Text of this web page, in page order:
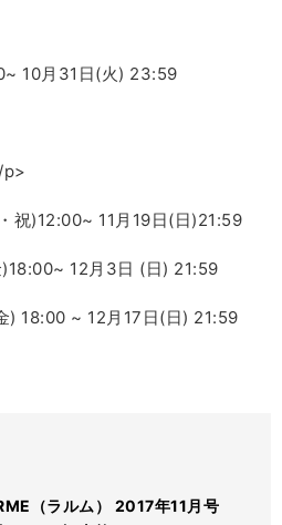
10月 31 日(火) 23:59
/p>
祝)12:00~ 11 月 19日(日)21:59
)18:00~ 12月 3日 (日) 21:59
) 18:00 ~ 12月 17 日(日) 21:59
（ラルム） 2017年11月号